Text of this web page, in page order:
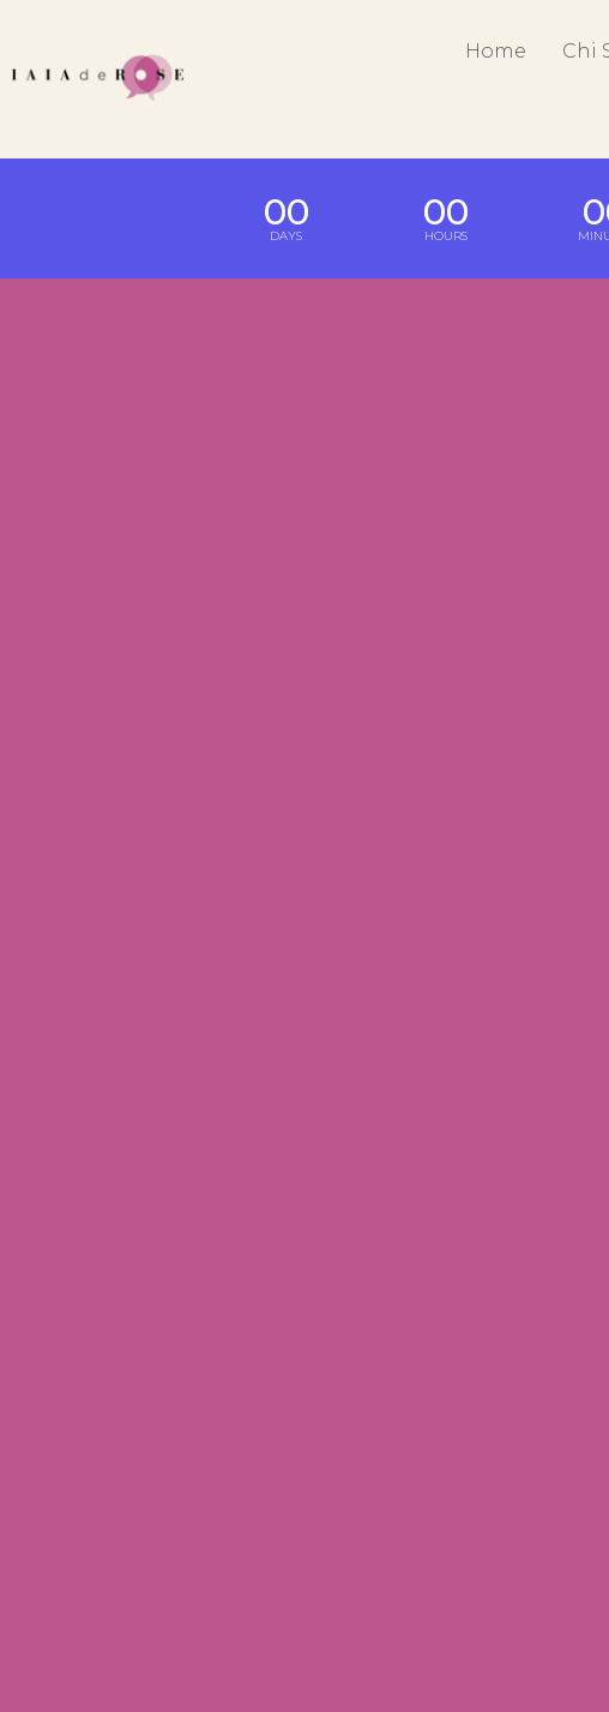
Home Chi
00
DAYS
00
HOURS